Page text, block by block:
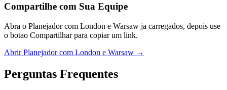
Compartilhe com Sua Equipe
Abra o Planejador com London e Warsaw ja carregados, depois use
o botao Compartilhar para copiar um link.
Abrir Planejador com London e Warsaw →
Perguntas Frequentes